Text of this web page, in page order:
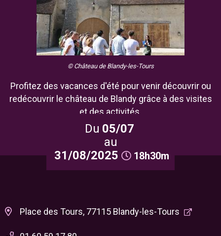
© Château de Blandy-les-Tours
Profitez des vacances d'été pour venir découvrir ou
redécouvrir le château de Blandy grâce à des visites
et des activités.
Du 05/07
au
31/08/2025
18h30m
Place des Tours, 77115 Blandy-les-Tours